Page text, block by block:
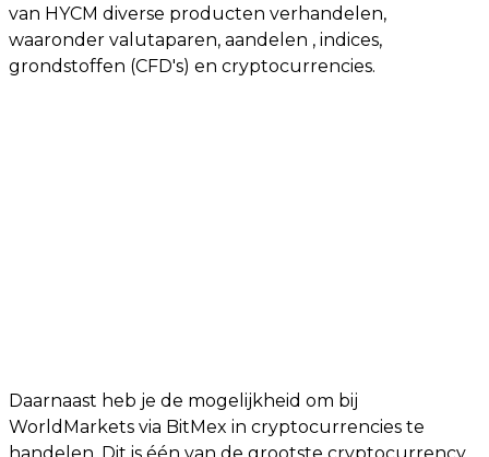
van HYCM diverse producten verhandelen,
waaronder valutaparen, aandelen , indices,
grondstoffen (CFD's) en cryptocurrencies.
Daarnaast heb je de mogelijkheid om bij
WorldMarkets via BitMex in cryptocurrencies te